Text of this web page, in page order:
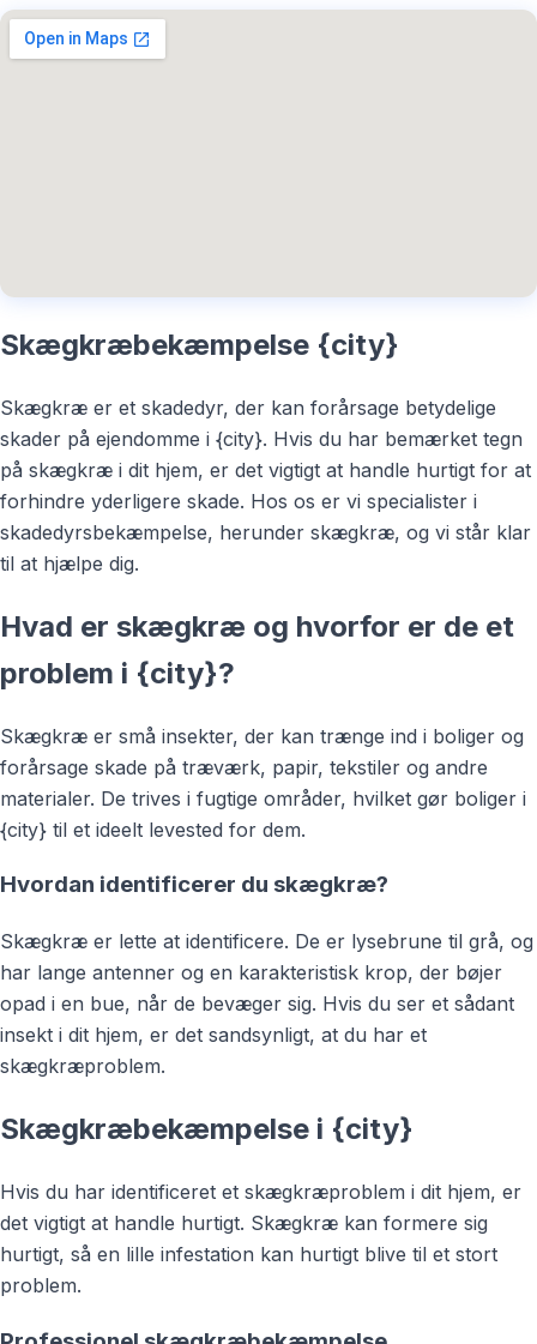
Skægkræbekæmpelse {city}
Skægkræ er et skadedyr, der kan forårsage betydelige
skader på ejendomme i {city}. Hvis du har bemærket tegn
på skægkræ i dit hjem, er det vigtigt at handle hurtigt for at
forhindre yderligere skade. Hos os er vi specialister i
skadedyrsbekæmpelse, herunder skægkræ, og vi står klar
til at hjælpe dig.
Hvad er skægkræ og hvorfor er de et
problem i {city}?
Skægkræ er små insekter, der kan trænge ind i boliger og
forårsage skade på træværk, papir, tekstiler og andre
materialer. De trives i fugtige områder, hvilket gør boliger i
{city} til et ideelt levested for dem.
Hvordan identificerer du skægkræ?
Skægkræ er lette at identificere. De er lysebrune til grå, og
har lange antenner og en karakteristisk krop, der bøjer
opad i en bue, når de bevæger sig. Hvis du ser et sådant
insekt i dit hjem, er det sandsynligt, at du har et
skægkræproblem.
Skægkræbekæmpelse i {city}
Hvis du har identificeret et skægkræproblem i dit hjem, er
det vigtigt at handle hurtigt. Skægkræ kan formere sig
hurtigt, så en lille infestation kan hurtigt blive til et stort
problem.